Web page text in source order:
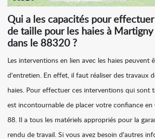
Qui a les capacités pour
de taille pour les haies à Martigny
dans le 88320 ?
Les interventions en lien avec les haies peuvent
d'entretien. En effet, il faut réaliser des travaux
haies. Pour effectuer ces interventions qui sont
est incontournable de placer votre confiance en
88. Il a tous les matériels appropriés pour la
rendu de travail. Si vous avez besoin d'autres